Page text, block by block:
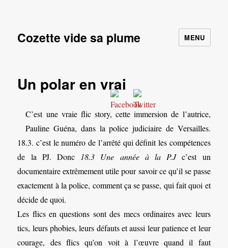
Cozette vide sa plume MENU
Un polar en vrai
C’est une vraie flic story, cette immersion de l’autrice,
Pauline Guéna, dans la police judiciaire de Versailles.
18.3. c’est le numéro de l’arrêté qui définit les compétences
de la PJ. Donc 18.3 Une année à la P.Jc’est un
documentaire extrêmement utile pour savoir ce qu’il se passe
exactement à la police, comment ça se passe, qui fait quoi et
décide de quoi.
Les flics en questions sont des mecs ordinaires avec leurs
tics, leurs phobies, leurs défauts et aussi leur patience et leur
courage, des flics qu’on voit à l’œuvre quand il faut